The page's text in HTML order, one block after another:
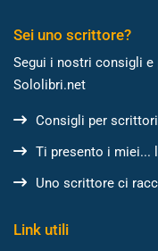
Sei uno scrittore?
Segui i nostri consigli
Sololibri.net
Consigli per scrittori
Ti presento i miei...
Uno scrittore ci
Link utili